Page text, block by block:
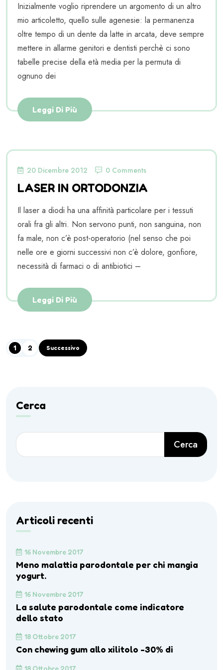
Inizialmente voglio riprendere un argomento di un altro
mio articoletto, quello sulle agenesie: la permanenza
oltre tempo di un dente da latte in arcata, deve sempre
mettere in allarme genitori e dentisti perchè ci sono
tabelle precise della età media per la permuta di
ognuno dei
Leggi Di Più
20 Dicembre 2012 0 Comments
LASER IN ORTODONZIA
Il laser a diodi ha una affinità particolare per i tessuti
orali fra gli altri. Non servono punti, non sanguina, non
fa male, non c’è post-operatorio (nel senso che poi
nelle ore e giorni successivi non c’è dolore, gonfiore,
necessità di farmaci o di antibiotici –
Leggi Di Più
1 2 Successivo
Cerca
Cerca
Articoli recenti
16 Novembre 2017
Meno malattia parodontale per chi mangia
yogurt.
16 Novembre 2017
La salute parodontale come indicatore
dello stato
18 Ottobre 2017
Con chewing gum allo xilitolo -30% di
18 Ottobre 2017